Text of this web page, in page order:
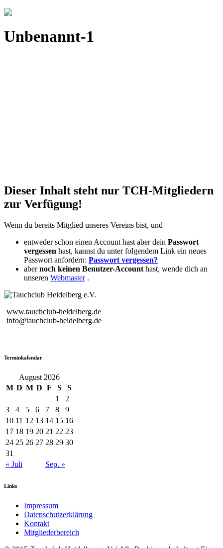
Unbenannt-1
Dieser Inhalt steht nur TCH-Mitgliedern
zur Verfügung!
Wenn du bereits Mitglied unseres Vereins bist, und
entweder schon einen Account hast aber dein Passwort
vergessen hast, kannst du unter folgendem Link ein neues
Passwort anfordern: Passwort vergessen?
abernoch keinen Benutzer-Account hast, wende dich an
unseren Webmaster.
www.tauchclub-heidelberg.de
info@tauchclub-heidelberg.de
Terminkalendar
August 2026
M D M D F S
S
1
2
3
4 5 6 7 8
9
10 11 12 13 14 15 16
17 18 19 20 21 22 23
24 25 26 27 28 29 30
31
« Juli
Sep. »
Links
Impressum
Datenschutzerklärung
Kontakt
Mitgliederbereich